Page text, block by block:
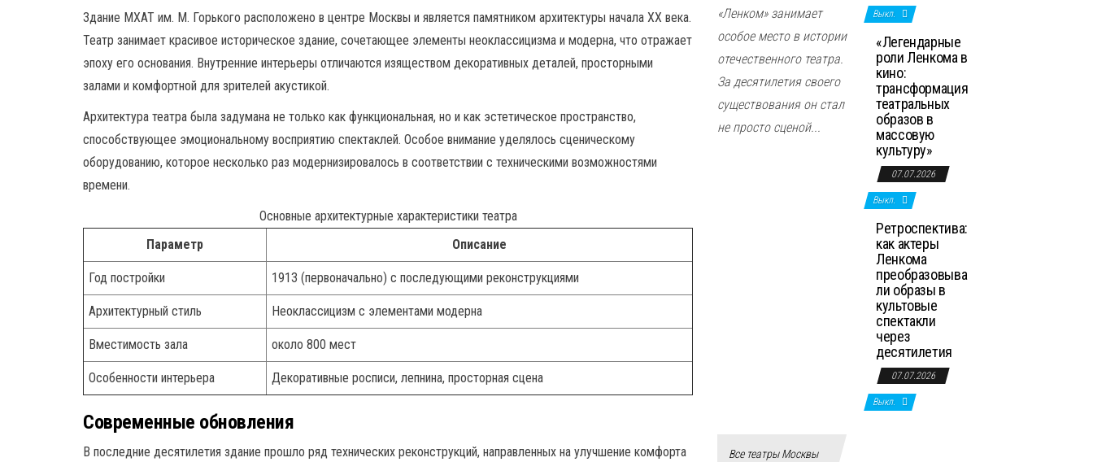
Здание МХАТ им. М. Горького расположено в центре Москвы и является памятником архитектуры начала XX века.
Театр занимает красивое историческое здание, сочетающее элементы неоклассицизма и модерна, что отражает
эпоху его основания. Внутренние интерьеры отличаются изяществом декоративных деталей, просторными
залами и комфортной для зрителей акустикой.
Архитектура театра была задумана не только как функциональная, но и как эстетическое пространство,
способствующее эмоциональному восприятию спектаклей. Особое внимание уделялось сценическому
оборудованию, которое несколько раз модернизировалось в соответствии с техническими возможностями
времени.
Основные архитектурные характеристики театра
Параметр
Описание
Год постройки 1913 (первоначально) с последующими реконструкциями
Архитектурный стиль Неоклассицизм с элементами модерна
Вместимость зала около 800 мест
Особенности интерьера Декоративные росписи, лепнина, просторная сцена
Современные обновления
В последние десятилетия здание прошло ряд технических реконструкций, направленных на улучшение комфорта
«Ленком» занимает
особое место в истории
отечественного театра.
За десятилетия своего
существования он стал
не просто сценой...
Выкл.
«Легендарные
роли Ленкома в
кино:
трансформация
театральных
образов в
массовую
культуру»
07.07.2026
Выкл.
Ретроспектива:
как актеры
Ленкома
преобразовыва
ли образы в
культовые
спектакли
через
десятилетия
07.07.2026
Выкл.
Все театры Москвы